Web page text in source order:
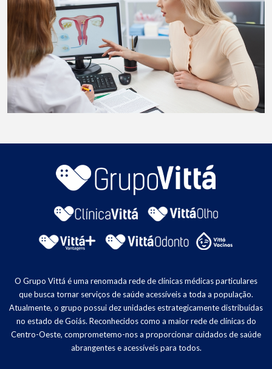
O Grupo Vittá é uma renomada rede de clínicas médicas particulares
que busca tornar serviços de saúde acessíveis a toda a população.
Atualmente, o grupo possui dez unidades estrategicamente distribuídas
no estado de Goiás. Reconhecidos como a maior rede de clínicas do
Centro-Oeste, comprometemo-nos a proporcionar cuidados de saúde
abrangentes e acessíveis para todos.